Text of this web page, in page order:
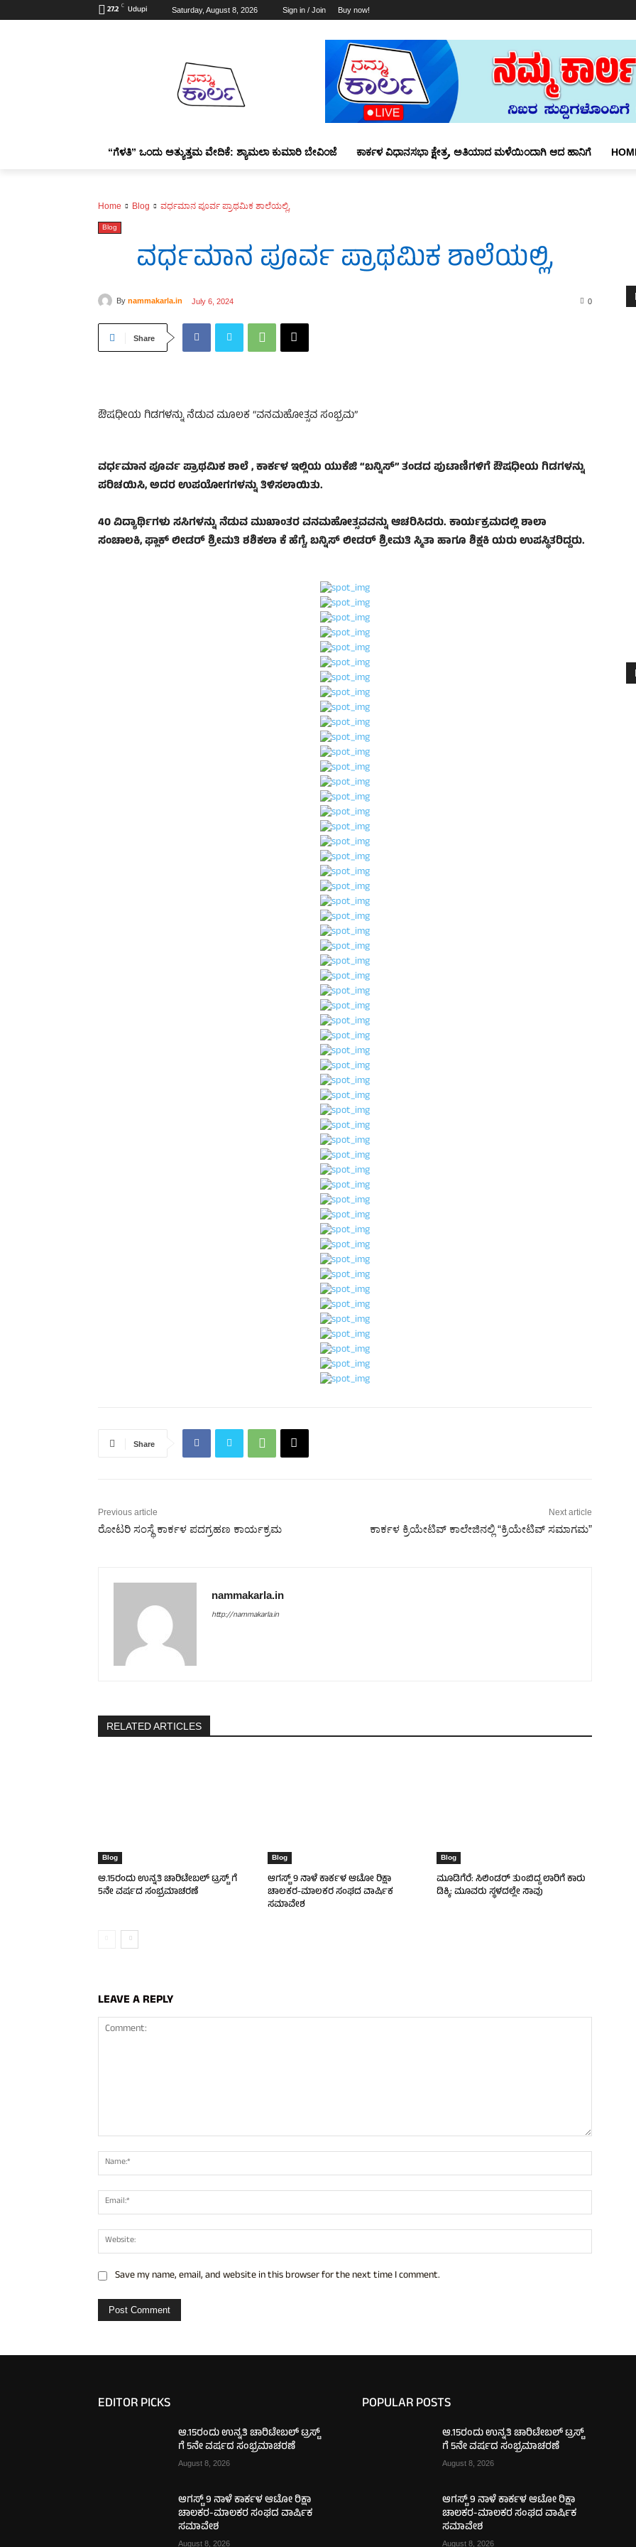
27.2 C Udupi Saturday, August 8, 2026 Sign in / Join Buy now!
“ಗೆಳತಿ” ಒಂದು ಅತ್ಯುತ್ತಮ ವೇದಿಕೆ: ಶ್ಯಾಮಲಾ ಕುಮಾರಿ ಬೇವಿಂಜೆ ಕಾರ್ಕಳ ವಿಧಾನಸಭಾ ಕ್ಷೇತ್ರ, ಅತಿಯಾದ ಮಳೆಯಿಂದಾಗಿ ಆದ ಹಾನಿಗೆ
Home Blog ವರ್ಧಮಾನ ಪೂರ್ವ ಪ್ರಾಥಮಿಕ ಶಾಲೆಯಲ್ಲಿ,
Blog
ವರ್ಧಮಾನ ಪೂರ್ವ ಪ್ರಾಥಮಿಕ ಶಾಲೆಯಲ್ಲಿ,
By nammakarla.in July 6, 2024 0
Share
ಔಷಧೀಯ ಗಿಡಗಳನ್ನು ನೆಡುವ ಮೂಲಕ “ವನಮಹೋತ್ಸವ ಸಂಭ್ರಮ”
ವರ್ಧಮಾನ ಪೂರ್ವ ಪ್ರಾಥಮಿಕ ಶಾಲೆ , ಕಾರ್ಕಳ ಇಲ್ಲಿಯ ಯುಕೆಜಿ “ಬನ್ನಿಸ್” ತಂಡದ ಪುಟಾಣಿಗಳಿಗೆ ಔಷಧೀಯ ಗಿಡಗಳನ್ನು
ಪರಿಚಯಿಸಿ, ಅದರ ಉಪಯೋಗಗಳನ್ನು ತಿಳಿಸಲಾಯಿತು.
40 ವಿದ್ಯಾರ್ಥಿಗಳು ಸಸಿಗಳನ್ನು ನೆಡುವ ಮುಖಾಂತರ ವನಮಹೋತ್ಸವವನ್ನು ಆಚರಿಸಿದರು. ಕಾರ್ಯಕ್ರಮದಲ್ಲಿ ಶಾಲಾ
ಸಂಚಾಲಕಿ, ಫ್ಲಾಕ್ ಲೀಡರ್ ಶ್ರೀಮತಿ ಶಶಿಕಲಾ ಕೆ ಹೆಗ್ಡೆ, ಬನ್ನಿಸ್ ಲೀಡರ್ ಶ್ರೀಮತಿ ಸ್ಮಿತಾ ಹಾಗೂ ಶಿಕ್ಷಕಿ ಯರು ಉಪಸ್ಥಿತರಿದ್ದರು.
Share
Previous article
ರೋಟರಿ ಸಂಸ್ಥೆ ಕಾರ್ಕಳ ಪದಗ್ರಹಣ ಕಾರ್ಯಕ್ರಮ
Next article
ಕಾರ್ಕಳ ಕ್ರಿಯೇಟಿವ್ ಕಾಲೇಜಿನಲ್ಲಿ “ಕ್ರಿಯೇಟಿವ್ ಸಮಾಗಮ”
nammakarla.in
http://nammakarla.in
RELATED ARTICLES
Blog
ಆ.15ರಂದು ಉನ್ನತಿ ಚಾರಿಟೇಬಲ್ ಟ್ರಸ್ಟ್‌ ಗೆ
5ನೇ ವರ್ಷದ ಸಂಭ್ರಮಾಚರಣೆ
Blog
ಆಗಸ್ಟ್ 9 ನಾಳೆ ಕಾರ್ಕಳ ಆಟೋ ರಿಕ್ಷಾ
ಚಾಲಕರ-ಮಾಲಕರ ಸಂಘದ ವಾರ್ಷಿಕ
ಸಮಾವೇಶ
Blog
ಮೂಡಿಗೆರೆ: ಸಿಲಿಂಡರ್ ತುಂಬಿದ್ದ ಲಾರಿಗೆ ಕಾರು
ಡಿಕ್ಕಿ: ಮೂವರು ಸ್ಥಳದಲ್ಲೇ ಸಾವು
LEAVE A REPLY
Save my name, email, and website in this browser for the next time I comment.
EDITOR PICKS
ಆ.15ರಂದು ಉನ್ನತಿ ಚಾರಿಟೇಬಲ್ ಟ್ರಸ್ಟ್‌
ಗೆ 5ನೇ ವರ್ಷದ ಸಂಭ್ರಮಾಚರಣೆ
August 8, 2026
ಆಗಸ್ಟ್ 9 ನಾಳೆ ಕಾರ್ಕಳ ಆಟೋ ರಿಕ್ಷಾ
ಚಾಲಕರ-ಮಾಲಕರ ಸಂಘದ ವಾರ್ಷಿಕ
ಸಮಾವೇಶ
August 8, 2026
POPULAR POSTS
ಆ.15ರಂದು ಉನ್ನತಿ ಚಾರಿಟೇಬಲ್ ಟ್ರಸ್ಟ್‌
ಗೆ 5ನೇ ವರ್ಷದ ಸಂಭ್ರಮಾಚರಣೆ
August 8, 2026
ಆಗಸ್ಟ್ 9 ನಾಳೆ ಕಾರ್ಕಳ ಆಟೋ ರಿಕ್ಷಾ
ಚಾಲಕರ-ಮಾಲಕರ ಸಂಘದ ವಾರ್ಷಿಕ
ಸಮಾವೇಶ
August 8, 2026